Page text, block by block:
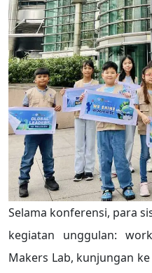
Selama konferensi, para
kegiatan unggulan:
Makers Lab, kunjungan